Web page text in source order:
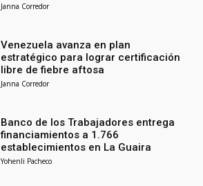
Janna Corredor
Venezuela avanza en plan
estratégico para lograr certificación
libre de fiebre aftosa
Janna Corredor
Banco de los Trabajadores entrega
financiamientos a 1.766
establecimientos en La Guaira
Yohenli Pacheco